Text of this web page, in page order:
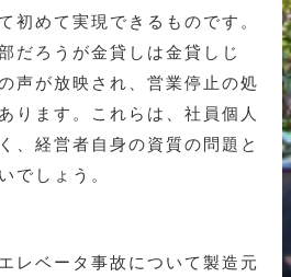
初めて実現できるものです。
だろうが金貸しは金貸しじ
声が放映され、営業停止の処
ります。これらは、社員個人
、経営者自身の資質の問題と
でしょう。
レベータ事故について製造元